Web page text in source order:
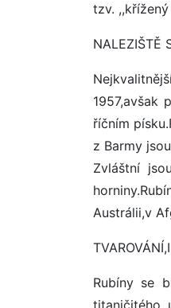
tzv.
NALEZIŠTĚ
1957,avšak
říčním
z Barmy
Zvláštní
Austrálii,v
Rubíny se